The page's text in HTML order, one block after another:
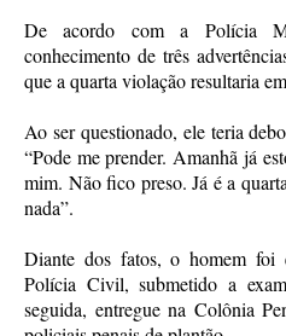
De acordo com a Polícia
conhecimento de três
que a quarta violação resultaria
Ao ser questionado, ele teria
“Pode me prender. Amanhã já
mim. Não fico preso. Já é a
nada”.
Diante dos fatos, o homem foi
Polícia Civil, submetido a
seguida, entregue na Colônia